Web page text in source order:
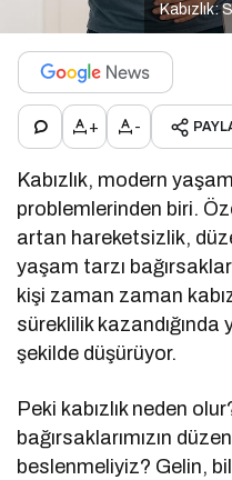
Kabızlık:
+ -
Kabızlık, modern
problemlerinden biri.
artan hareketsizlik,
yaşam tarzı
kişi zaman zaman
süreklilik
şekilde düşürüyor.
Peki kabızlık neden
bağırsaklarımızın
beslenmeliyiz? Gelin,